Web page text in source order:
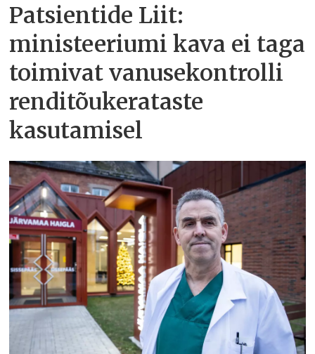
Patsientide Liit:
ministeeriumi kava ei taga
toimivat vanusekontrolli
renditõukerataste
kasutamisel